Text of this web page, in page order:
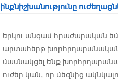
ինքնիշխանությունը
երկու անգամ հրաժարական եմ
արտահերթ խորհրդարանական
մասնակցել ենք
ուժեր կան, որ մեզնից